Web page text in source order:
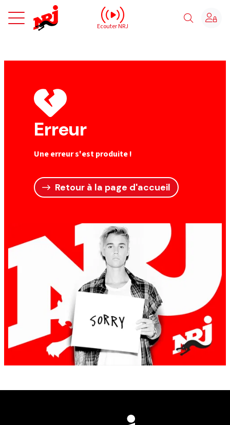
NRJ - Accueil
Ecouter NRJ
Erreur
Une erreur s'est produite !
Retour à la page d'accueil